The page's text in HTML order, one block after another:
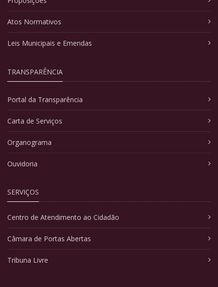
Atos Normativos
Leis Municipais e Emendas
TRANSPARÊNCIA
Portal da Transparência
Carta de Serviços
Organograma
Ouvidoria
SERVIÇOS
Centro de Atendimento ao Cidadão
Câmara de Portas Abertas
Tribuna Livre